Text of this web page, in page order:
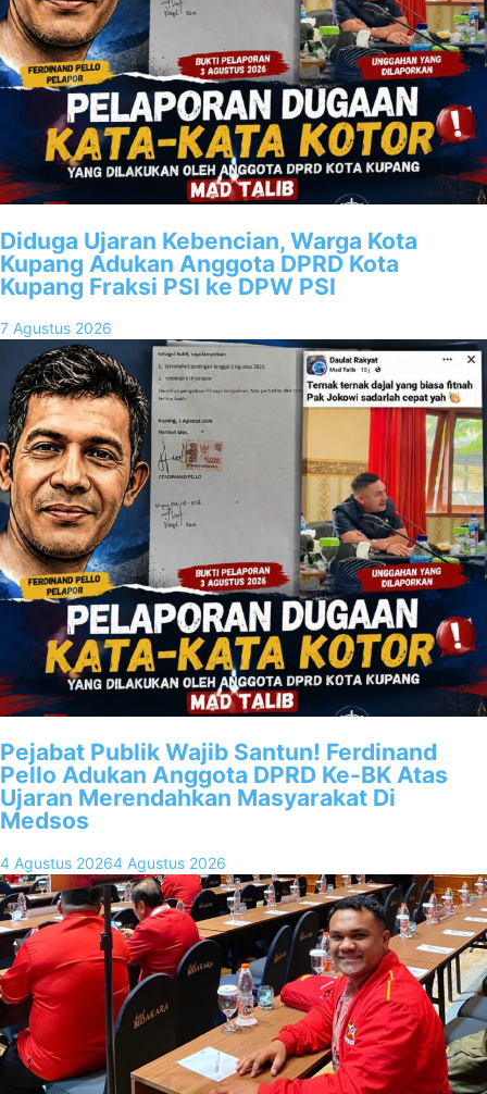
Diduga Ujaran Kebencian, Warga Kota
Kupang Adukan Anggota DPRD Kota
Kupang Fraksi PSI ke DPW PSI
7 Agustus 2026
Pejabat Publik Wajib Santun! Ferdinand
Pello Adukan Anggota DPRD Ke-BK Atas
Ujaran Merendahkan Masyarakat Di
Medsos
4 Agustus 20264 Agustus 2026